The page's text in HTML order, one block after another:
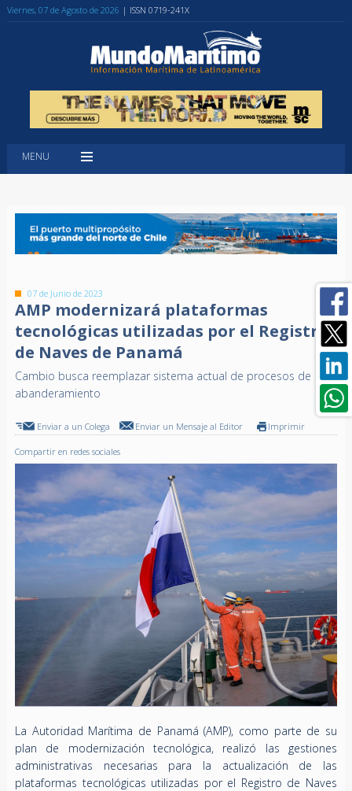
Viernes, 07 de Agosto de 2026 | ISSN 0719-241X
MENU
07 de Junio de 2023
AMP modernizará plataformas
tecnológicas utilizadas por el Registro
de Naves de Panamá
Cambio busca reemplazar sistema actual de procesos de
abanderamiento
Enviar a un Colega Enviar un Mensaje al Editor Imprimir
Compartir en redes sociales
La Autoridad Marítima de Panamá (AMP), como parte de su
plan de modernización tecnológica, realizó las gestiones
administrativas necesarias para la actualización de las
plataformas tecnológicas utilizadas por el Registro de Naves